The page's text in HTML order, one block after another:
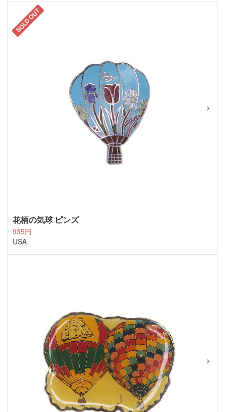
SOLD OUT
花柄の気球 ピンズ
935円
USA